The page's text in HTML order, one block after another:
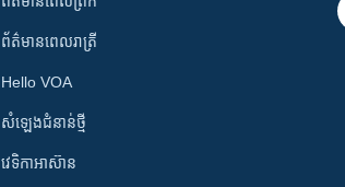
ព័ត៌មាន​​ពេល​រាត្រី
Hello VOA
សំឡេង​ជំនាន់​ថ្មី
វេទិកា​អាស៊ាន